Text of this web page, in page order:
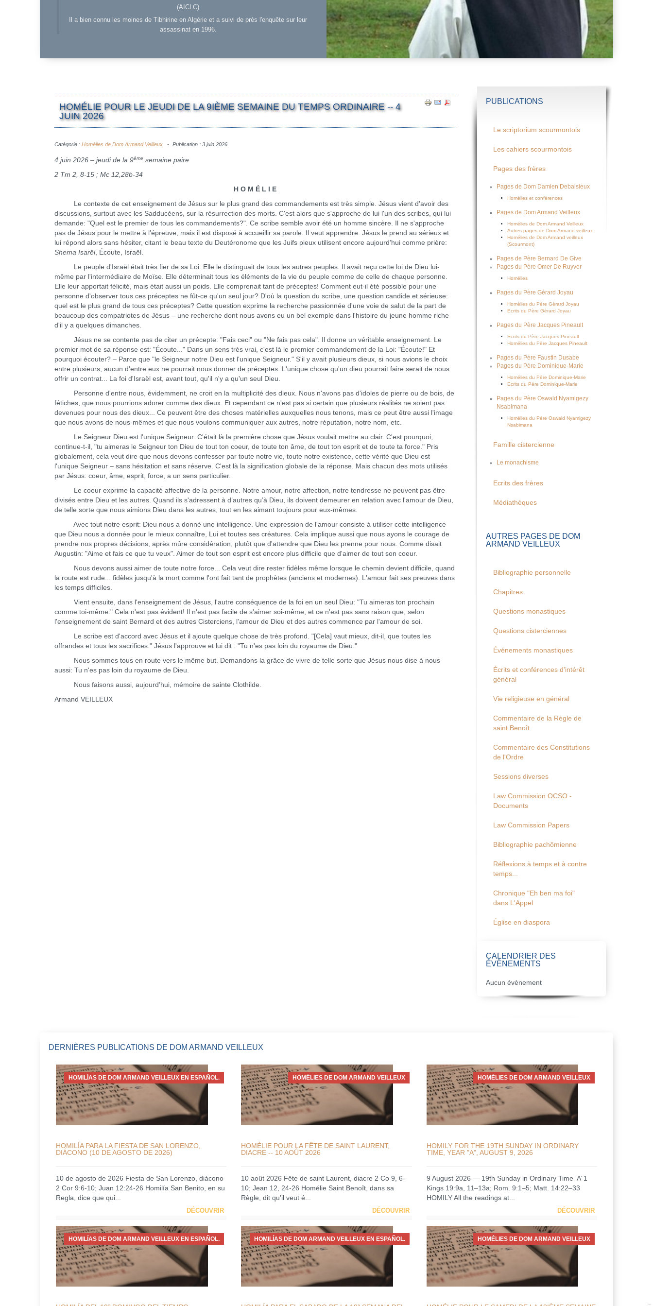
(AICLC)
Il a bien connu les moines de Tibhirine en Algérie et a suivi de près l'enquête sur leur
assassinat en 1996.
HOMÉLIE POUR LE JEUDI DE LA 9IÈME SEMAINE DU TEMPS ORDINAIRE -- 4
JUIN 2026
Catégorie : Homélies de Dom Armand Veilleux Publication : 3 juin 2026
4 juin 2026 – jeudi de la 9ème semaine paire
2 Tm 2, 8-15 ; Mc 12,28b-34
H O M É L I E
Le contexte de cet enseignement de Jésus sur le plus grand des commandements est très simple. Jésus vient d'avoir des
discussions, surtout avec les Sadducéens, sur la résurrection des morts. C'est alors que s'approche de lui l'un des scribes, qui lui
demande: "Quel est le premier de tous les commandements?". Ce scribe semble avoir été un homme sincère. Il ne s'approche
pas de Jésus pour le mettre à l’épreuve; mais il est disposé à accueillir sa parole. Il veut apprendre. Jésus le prend au sérieux et
lui répond alors sans hésiter, citant le beau texte du Deutéronome que les Juifs pieux utilisent encore aujourd'hui comme prière:
Shema Isarël, Écoute, Israël.
Le peuple d'Israël était très fier de sa Loi. Elle le distinguait de tous les autres peuples. Il avait reçu cette loi de Dieu lui-
même par l'intermédiaire de Moïse. Elle déterminait tous les éléments de la vie du peuple comme de celle de chaque personne.
Elle leur apportait félicité, mais était aussi un poids. Elle comprenait tant de préceptes! Comment eut-il été possible pour une
personne d'observer tous ces préceptes ne fût-ce qu'un seul jour? D'où la question du scribe, une question candide et sérieuse:
quel est le plus grand de tous ces préceptes? Cette question exprime la recherche passionnée d'une voie de salut de la part de
beaucoup des compatriotes de Jésus – une recherche dont nous avons eu un bel exemple dans l'histoire du jeune homme riche
d'il y a quelques dimanches.
Jésus ne se contente pas de citer un précepte: "Fais ceci" ou "Ne fais pas cela". Il donne un véritable enseignement. Le
premier mot de sa réponse est: "Écoute..." Dans un sens très vrai, c'est là le premier commandement de la Loi: "Écoute!" Et
pourquoi écouter? – Parce que "le Seigneur notre Dieu est l'unique Seigneur." S'il y avait plusieurs dieux, si nous avions le choix
entre plusieurs, aucun d'entre eux ne pourrait nous donner de préceptes. L'unique chose qu'un dieu pourrait faire serait de nous
offrir un contrat... La foi d'Israël est, avant tout, qu'il n'y a qu'un seul Dieu.
Personne d'entre nous, évidemment, ne croit en la multiplicité des dieux. Nous n'avons pas d'idoles de pierre ou de bois, de
fétiches, que nous pourrions adorer comme des dieux. Et cependant ce n'est pas si certain que plusieurs réalités ne soient pas
devenues pour nous des dieux... Ce peuvent être des choses matérielles auxquelles nous tenons, mais ce peut être aussi l'image
que nous avons de nous-mêmes et que nous voulons communiquer aux autres, notre réputation, notre nom, etc.
Le Seigneur Dieu est l'unique Seigneur. C'était là la première chose que Jésus voulait mettre au clair. C'est pourquoi,
continue-t-il, "tu aimeras le Seigneur ton Dieu de tout ton coeur, de toute ton âme, de tout ton esprit et de toute ta force." Pris
globalement, cela veut dire que nous devons confesser par toute notre vie, toute notre existence, cette vérité que Dieu est
l'unique Seigneur – sans hésitation et sans réserve. C'est là la signification globale de la réponse. Mais chacun des mots utilisés
par Jésus: coeur, âme, esprit, force, a un sens particulier.
Le coeur exprime la capacité affective de la personne. Notre amour, notre affection, notre tendresse ne peuvent pas être
divisés entre Dieu et les autres. Quand ils s'adressent à d’autres qu’à Dieu, ils doivent demeurer en relation avec l'amour de Dieu,
de telle sorte que nous aimions Dieu dans les autres, tout en les aimant toujours pour eux-mêmes.
Avec tout notre esprit: Dieu nous a donné une intelligence. Une expression de l'amour consiste à utiliser cette intelligence
que Dieu nous a donnée pour le mieux connaître, Lui et toutes ses créatures. Cela implique aussi que nous ayons le courage de
prendre nos propres décisions, après mûre considération, plutôt que d'attendre que Dieu les prenne pour nous. Comme disait
Augustin: "Aime et fais ce que tu veux". Aimer de tout son esprit est encore plus difficile que d'aimer de tout son coeur.
Nous devons aussi aimer de toute notre force... Cela veut dire rester fidèles même lorsque le chemin devient difficile, quand
la route est rude... fidèles jusqu'à la mort comme l'ont fait tant de prophètes (anciens et modernes). L'amour fait ses preuves dans
les temps difficiles.
Vient ensuite, dans l'enseignement de Jésus, l'autre conséquence de la foi en un seul Dieu: "Tu aimeras ton prochain
comme toi-même." Cela n'est pas évident! Il n'est pas facile de s'aimer soi-même; et ce n'est pas sans raison que, selon
l'enseignement de saint Bernard et des autres Cisterciens, l'amour de Dieu et des autres commence par l'amour de soi.
Le scribe est d'accord avec Jésus et il ajoute quelque chose de très profond. "[Cela] vaut mieux, dit-il, que toutes les
offrandes et tous les sacrifices." Jésus l'approuve et lui dit : "Tu n'es pas loin du royaume de Dieu."
Nous sommes tous en route vers le même but. Demandons la grâce de vivre de telle sorte que Jésus nous dise à nous
aussi: Tu n'es pas loin du royaume de Dieu.
Nous faisons aussi, aujourd’hui, mémoire de sainte Clothilde.
Armand VEILLEUX
PUBLICATIONS
Le scriptorium scourmontois
Les cahiers scourmontois
Pages des frères
Pages de Dom Damien Debaisieux
Homélies et conférences
Pages de Dom Armand Veilleux
Homélies de Dom Armand Veilleux
Autres pages de Dom Armand veilleux
Homélies de Dom Armand veilleux
(Scourmont)
Pages de Père Bernard De Give
Pages du Père Omer De Ruyver
Homélies
Pages du Père Gérard Joyau
Homélies du Père Gérard Joyau
Ecrits du Père Gérard Joyau
Pages du Père Jacques Pineault
Ecrits du Père Jacques Pineault
Homélies du Père Jacques Pineault
Pages du Père Faustin Dusabe
Pages du Père Dominique-Marie
Homélies du Père Dominique-Marie
Ecrits du Père Dominique-Marie
Pages du Père Oswald Nyamigezy
Nsabimana
Homélies du Père Oswald Nyamigezy
Nsabimana
Famille cistercienne
Le monachisme
Ecrits des frères
Médiathèques
AUTRES PAGES DE DOM
ARMAND VEILLEUX
Bibliographie personnelle
Chapitres
Questions monastiques
Questions cisterciennes
Événements monastiques
Écrits et conférences d'intérêt
général
Vie religieuse en général
Commentaire de la Règle de
saint Benoît
Commentaire des Constitutions
de l'Ordre
Sessions diverses
Law Commission OCSO -
Documents
Law Commission Papers
Bibliographie pachômienne
Réflexions à temps et à contre
temps...
Chronique "Eh ben ma foi"
dans L'Appel
Église en diaspora
CALENDRIER DES
ÉVÈNEMENTS
Aucun évènement
DERNIÈRES PUBLICATIONS DE DOM ARMAND VEILLEUX
HOMILÍAS DE DOM ARMAND VEILLEUX EN ESPAÑOL.
HOMILÍA PARA LA FIESTA DE SAN LORENZO,
DIÁCONO (10 DE AGOSTO DE 2026)
10 de agosto de 2026 Fiesta de San Lorenzo, diácono
2 Cor 9:6-10; Juan 12:24-26 Homilía San Benito, en su
Regla, dice que qui...
DÉCOUVRIR
HOMÉLIES DE DOM ARMAND VEILLEUX
HOMÉLIE POUR LA FÊTE DE SAINT LAURENT,
DIACRE -- 10 AOÛT 2026
10 août 2026 Fête de saint Laurent, diacre 2 Co 9, 6-
10; Jean 12, 24-26 Homélie Saint Benoît, dans sa
Règle, dit qu'il veut é...
DÉCOUVRIR
HOMÉLIES DE DOM ARMAND VEILLEUX
HOMILY FOR THE 19TH SUNDAY IN ORDINARY
TIME, YEAR "A", AUGUST 9, 2026
9 August 2026 — 19th Sunday in Ordinary Time ‘A’ 1
Kings 19:9a, 11–13a; Rom. 9:1–5; Matt. 14:22–33
HOMILY All the readings at...
DÉCOUVRIR
HOMILÍAS DE DOM ARMAND VEILLEUX EN ESPAÑOL. HOMILÍAS DE DOM ARMAND VEILLEUX EN ESPAÑOL. HOMÉLIES DE DOM ARMAND VEILLEUX